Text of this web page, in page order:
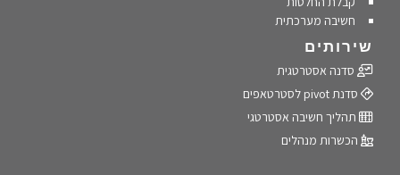
חשיבה מערכתית
שירותים
סדנה אסטרטגית
סדנת pivot לסטרטאפים
תהליך חשיבה אסטרטגי
הכשרות מנהלים